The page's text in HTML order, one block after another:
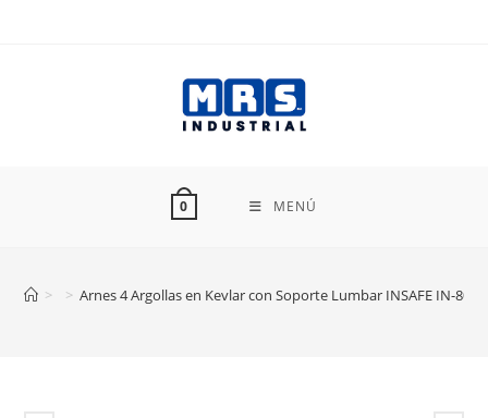
0 MENÚ
> > Arnes 4 Argollas en Kevlar con Soporte Lumbar INSAFE IN-